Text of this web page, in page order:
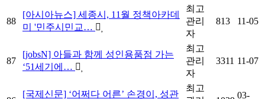
88
[아시아뉴스] 세종시, 11월 정책아카데
미 '민주시민교…
최고
관리
자
813 11-05
87
[jobsN] 아들과 함께 성인용품점 가는
‘51세기에…
최고
관리
자
3311 11-07
[국제신문] ‘어쩌다 어른’ 손경이, 성관
최고
03-